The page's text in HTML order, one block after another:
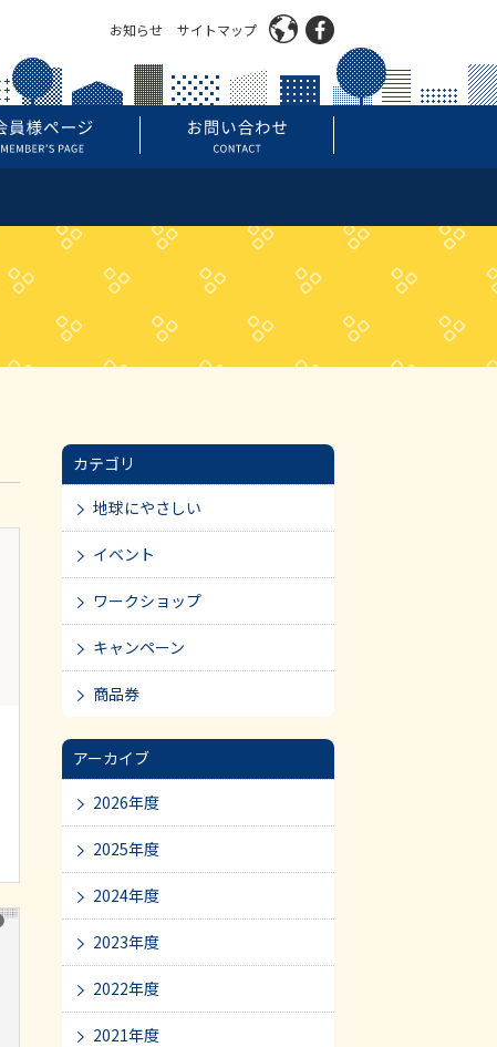
お知らせ サイトマップ
カテゴリ
地球にやさしい
イベント
ワークショップ
キャンペーン
商品券
アーカイブ
2026年度
2025年度
2024年度
2023年度
2022年度
2021年度